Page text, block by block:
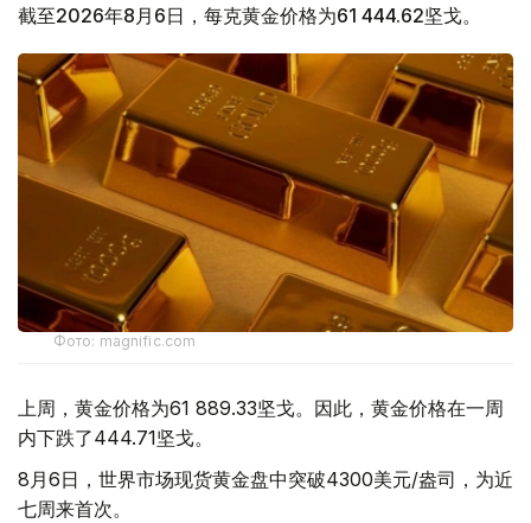
截至2026年8月6日，每克黄金价格为61 444.62坚戈。
Фото: magnific.com
上周，黄金价格为61 889.33坚戈。因此，黄金价格在一周
内下跌了444.71坚戈。
8月6日，世界市场现货黄金盘中突破4300美元/盎司，为近
七周来首次。